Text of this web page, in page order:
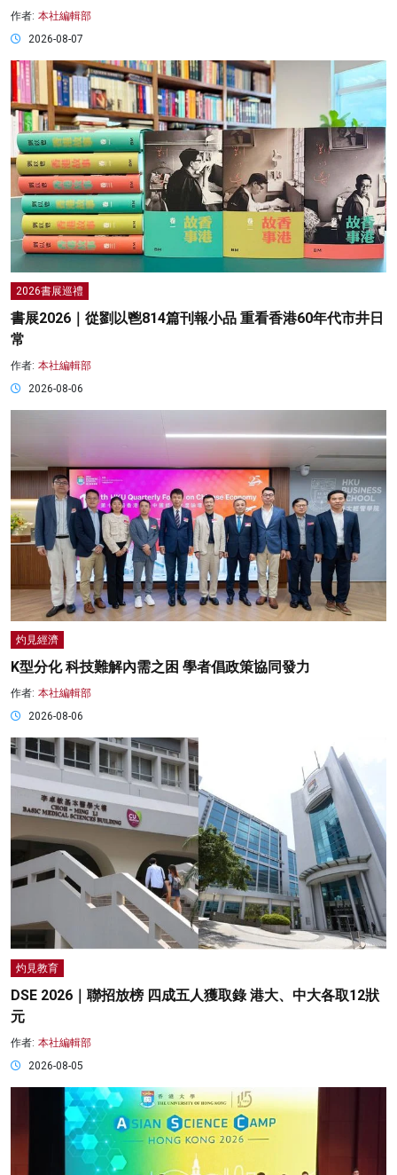
作者: 本社編輯部
2026-08-07
2026書展巡禮
書展2026｜從劉以鬯814篇刊報小品 重看香港60年代市井日
常
作者: 本社編輯部
2026-08-06
灼見經濟
K型分化 科技難解內需之困 學者倡政策協同發力
作者: 本社編輯部
2026-08-06
灼見教育
DSE 2026｜聯招放榜 四成五人獲取錄 港大、中大各取12狀
元
作者: 本社編輯部
2026-08-05